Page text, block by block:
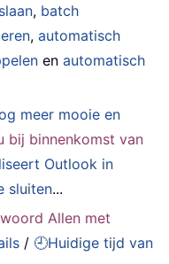
, batch
,automatisch
enautomatisch
meer mooie en
bij binnenkomst van
Outlook in
sluiten...
Allen met
/ 🕘Huidige tijd van